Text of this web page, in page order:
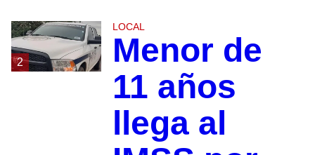
2
LOCAL
Menor de
11 años
llega al